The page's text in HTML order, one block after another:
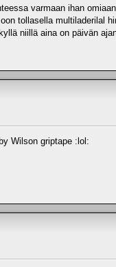
varmaan ihan
tollasella multiladerilal
niillä aina on päivän
Wilson griptape :lol: